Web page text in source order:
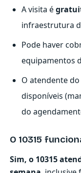
A visita é
infraestrutura
Pode haver
equipamentos
O atendente
disponíveis
do
O 10315
Sim, o 10315